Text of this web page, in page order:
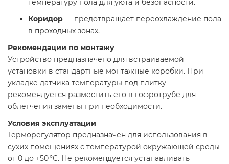
температуру пола для уюта и безопасности.
Коридор — предотвращает переохлаждение пола
в проходных зонах.​
Рекомендации по монтажу
Устройство предназначено для встраиваемой
установки в стандартные монтажные коробки. При
укладке датчика температуры под плитку
рекомендуется разместить его в гофротрубе для
облегчения замены при необходимости.​
Условия эксплуатации
Терморегулятор предназначен для использования в
сухих помещениях с температурой окружающей среды
от 0 до +50 °C. Не рекомендуется устанавливать